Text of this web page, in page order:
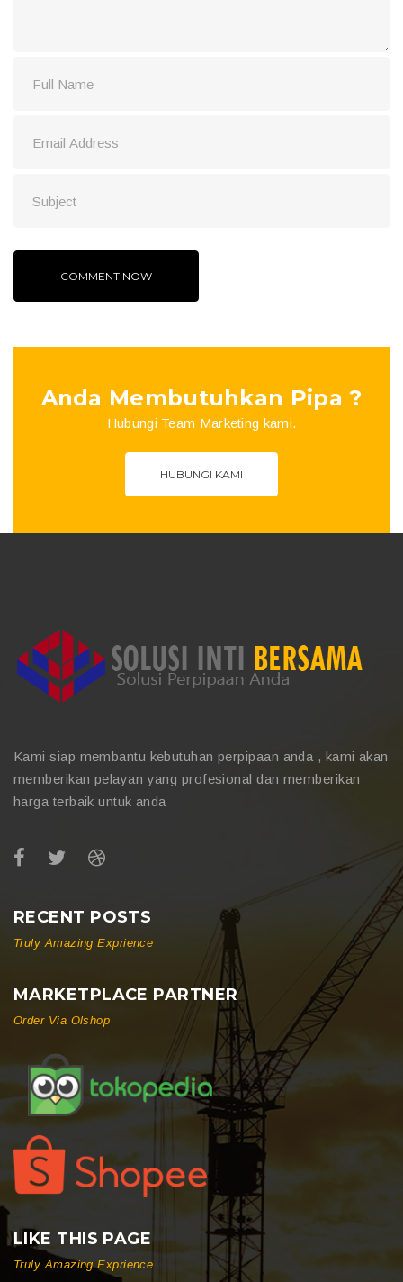
Anda Membutuhkan Pipa ?
Hubungi Team Marketing kami.
HUBUNGI KAMI
Kami siap membantu kebutuhan perpipaan anda , kami akan
memberikan pelayan yang profesional dan memberikan
harga terbaik untuk anda
RECENT POSTS
Truly Amazing Exprience
MARKETPLACE PARTNER
Order Via Olshop
LIKE THIS PAGE
Truly Amazing Exprience